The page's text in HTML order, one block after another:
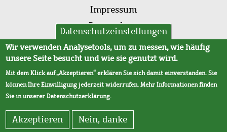
Impressum
Datenschutz
AVB
Datenschutzeinstellungen
Wir verwenden Analysetools, um zu messen, wie häufig
unsere Seite besucht und wie sie genutzt wird.
Mit dem Klick auf „Akzeptieren“ erklären Sie sich damit einverstanden. Sie
können Ihre Einwilligung jederzeit widerrufen. Mehr Informationen finden
Sie in unsererDatenschutzerklärung.
Akzeptieren Nein, danke